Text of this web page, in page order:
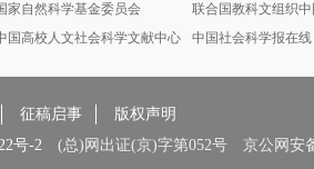
家自然科学基金委员会 联合国教科文组织
国高校人文社会科学文献中心 中国社会科学报在线
征稿启事
版权声明
号-2 (总)网出证(京)字第052号 京公网安备